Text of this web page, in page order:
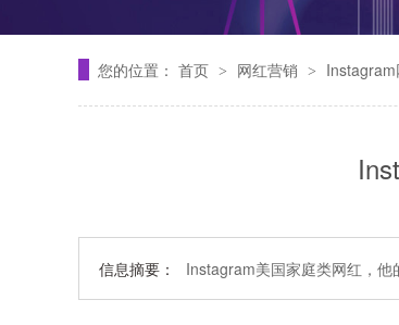
您的位置： 首页 > 网红营销 >
信息摘要： Instagram美国家庭类网红，他